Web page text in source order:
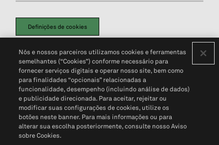
Definições de cookies
Política de PrivacidadePortal de privacidade do cliente (em inglês)
Não Venda Minhas Informações Pessoais© 2026 S&P Global
Nós e nossos parceiros utilizamos cookies e ferramentas
semelhantes (“Cookies”) conforme necessário para
fornecer serviços digitais e operar nosso site, bem como
para finalidades “opcionais” relacionadas a
funcionalidade, desempenho (incluindo análise de dados)
e publicidade direcionada. Para aceitar, rejeitar ou
modificar suas configurações de cookies, utilize os
botões neste banner. Para mais informações ou para
alterar sua escolha posteriormente, consulte nosso Aviso
sobre Cookies.